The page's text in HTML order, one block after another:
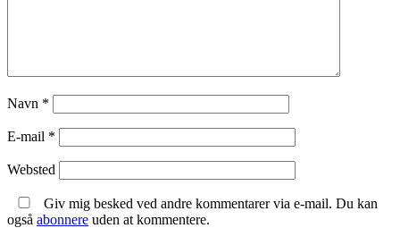
Navn *
E-mail *
Websted
Giv mig besked ved andre kommentarer via e-mail. Du kan
også abonnere uden at kommentere.